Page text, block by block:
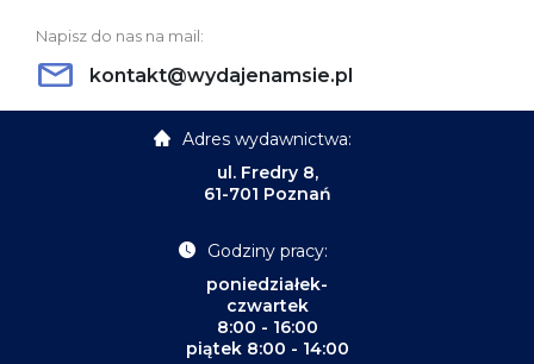
Napisz do nas na mail:
kontakt@wydajenamsie.pl
Adres wydawnictwa:
ul. Fredry 8,
61-701 Poznań
Godziny pracy:
poniedziałek-
czwartek
8:00 - 16:00
piątek 8:00 - 14:00